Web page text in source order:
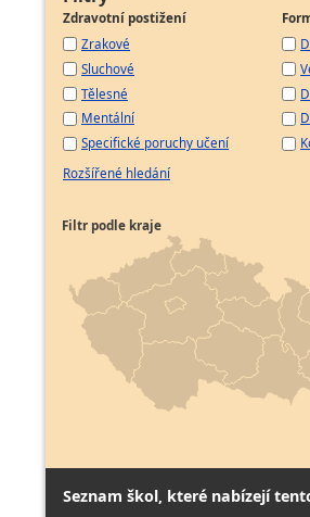
Zdravotní postižení
Zrakové
Sluchové
Tělesné
Mentální
Specifické poruchy učení
Rozšířené hledání
Filtr podle kraje
Seznam škol, které nabízejí